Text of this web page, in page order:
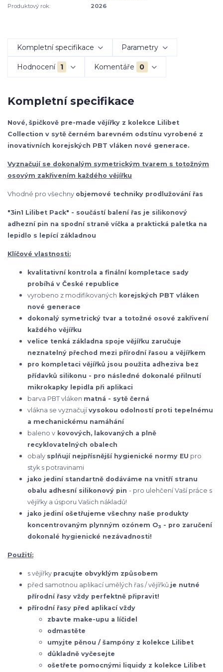
Produktový rok:
2026
Kompletní specifikace Parametry
Hodnocení 1 Komentáře 0
Kompletní specifikace
Nové, špičkově pre-made vějířky z kolekce Lilibet
Collection v sytě černém barevném odstínu vyrobené z
inovativních korejských PBT vláken nové generace.
Vyznačují se dokonalým symetrickým tvarem s totožným
osovým zakřivením každého vějířku
Vhodné pro všechny objemové techniky prodlužování řas
"3in1 Lilibet Pack" - součástí balení řas je silikonový
adhezní pin na spodní straně víčka a praktická paletka na
lepidlo s lepící základnou
Klíčové vlastnosti:
kvalitativní kontrola a finální kompletace sady
probíhá v České republice
vyrobeno z modifikovaných korejských PBT vláken
nové generace
dokonalý symetrický tvar a totožné osové zakřivení
každého vějířku
velice tenká základna spoje vějířku zaručuje
neznatelný přechod mezi přírodní řasou a vějířkem
pro kompletaci vějířků jsou použita adheziva bez
přídavků silikonu - pro následné dokonalé přilnutí
mikrokapky lepidla při aplikaci
barva PBT vláken matná - sytě černá
vlákna se vyznačujívysokou odolností proti tepelnému
a mechanickému namáhání
baleno v kovových, lakovaných a plně
recyklovatelných obalech
obaly splňují nejpřísnější hygienické normy EU pro
styk s potravinami
jako jediní standartně dodáváme na vnitří stranu
obalu adhesní silikonový pin - pro ulehčení Vaší práce s
vějířky a úsporu Vašich nákladů!
jako jediní ošetřujeme všechny naše produkty
koncentrovaným plynným ozónem O3 - pro zaručení
dokonalé hygienické nezávadnosti!
Použití:
s vějířky pracujte obvyklým způsobem
před samotnou aplikací umělých řas / vějířků je nutné
přírodní řasy vždy perfektně připravit!
přírodní řasy před aplikací vždy
zbavte make-upu a líčidel
odmastěte
umyjte pěnou / šampóny z kolekce Lilibet
důkladně vyčesejte
ošetřete pomocnými liquidy z kolekce Lilibet